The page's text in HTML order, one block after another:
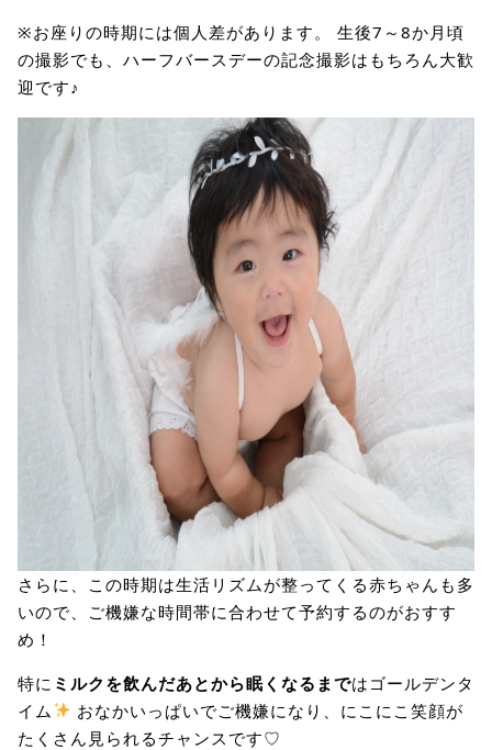
※お座りの時期には個人差があります。 生後7～8か月頃
の撮影でも、ハーフバースデーの記念撮影はもちろん大歓
迎です♪
さらに、この時期は生活リズムが整ってくる赤ちゃんも多
いので、ご機嫌な時間帯に合わせて予約するのがおすす
め！
特に ミルクを飲んだあとから眠くなるまではゴールデンタ
イム
おなかいっぱいでご機嫌になり、にこにこ笑顔が
たくさん見られるチャンスです♡